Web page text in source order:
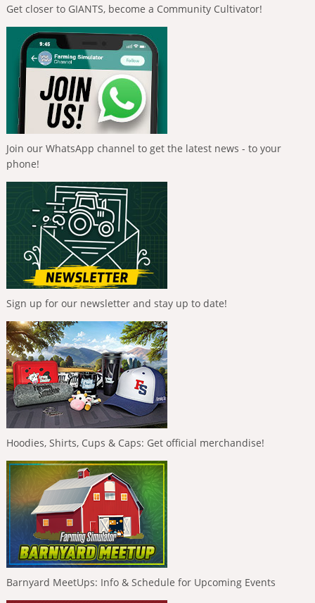
Get closer to GIANTS, become a Community Cultivator!
Join our WhatsApp channel to get the latest news - to your
phone!
Sign up for our newsletter and stay up to date!
Hoodies, Shirts, Cups & Caps: Get official merchandise!
Barnyard MeetUps: Info & Schedule for Upcoming Events